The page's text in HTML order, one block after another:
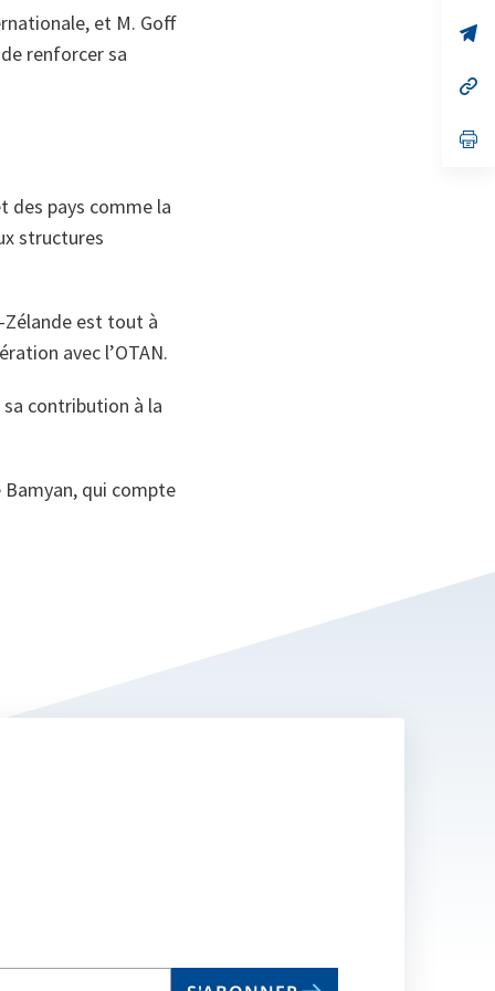
et M. Goff
renforcer sa
des pays comme la
structures
Zélande est tout à
avec l’OTAN.
contribution à la
qui compte